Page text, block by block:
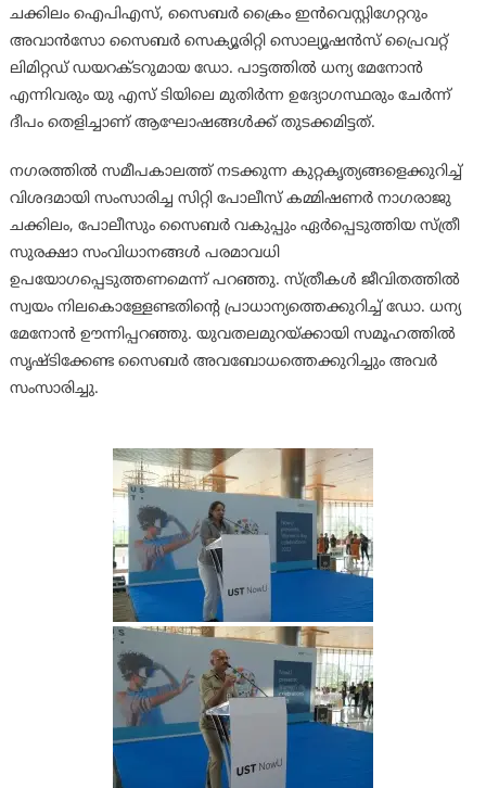
ചക്കിലം ഐപിഎസ്, സൈബർ ക്രൈം ഇൻവെസ്റ്റിഗേറ്ററും
അവാൻസോ സൈബർ സെക്യൂരിറ്റി സൊല്യൂഷൻസ് പ്രൈവറ്റ്
ലിമിറ്റഡ് ഡയറക്ടറുമായ ഡോ. പാട്ടത്തിൽ ധന്യ മേനോൻ
എന്നിവരും യു എസ് ടിയിലെ മുതിർന്ന ഉദ്യോഗസ്ഥരും ചേർന്ന്
ദീപം തെളിച്ചാണ് ആഘോഷങ്ങൾക്ക് തുടക്കമിട്ടത്.
നഗരത്തിൽ സമീപകാലത്ത് നടക്കുന്ന കുറ്റകൃത്യങ്ങളെക്കുറിച്ച്
വിശദമായി സംസാരിച്ച സിറ്റി പോലീസ് കമ്മിഷണർ നാഗരാജു
ചക്കിലം, പോലീസും സൈബർ വകുപ്പും ഏർപ്പെടുത്തിയ സ്ത്രീ
സുരക്ഷാ സംവിധാനങ്ങൾ പരമാവധി
ഉപയോഗപ്പെടുത്തണമെന്ന് പറഞ്ഞു. സ്ത്രീകൾ ജീവിതത്തിൽ
സ്വയം നിലകൊള്ളേണ്ടതിന്റെ പ്രാധാന്യത്തെക്കുറിച്ച് ഡോ. ധന്യ
മേനോൻ ഊന്നിപ്പറഞ്ഞു. യുവതലമുറയ്ക്കായി സമൂഹത്തിൽ
സൃഷ്ടിക്കേണ്ട സൈബർ അവബോധത്തെക്കുറിച്ചും അവർ
സംസാരിച്ചു.